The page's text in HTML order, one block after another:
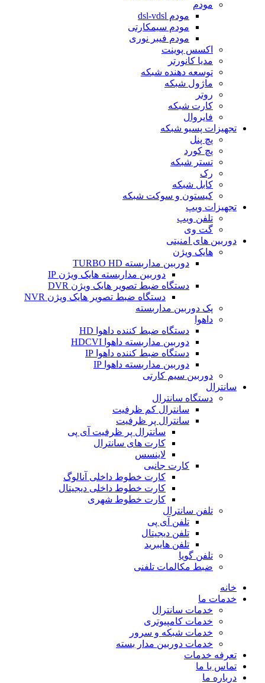
مودم
مودم dsl-vdsl
مودم سیمکارتی
مودم فیبر نوری
اکسس پوینت
مدیا کانورتر
توسعه دهنده شبکه
ماژول شبکه
روتر
کارت شبکه
فایروال
تجهیزات پسیو شبکه
پچ پنل
پچ کورد
تستر شبکه
رک
کابل شبکه
کیستون و سوکت شبکه
تجهیزات ویپ
تلفن ویپ
گت وی
دوربین های امنیتی
هایک ویژن
دوربین مداربسته TURBO HD
دوربین مداربسته هایک ویژن IP
دستگاه ضبط تصویر هایک ویژن DVR
دستگاه ضبط تصویر هایک ویژن NVR
پک دوربین مداربسته
داهوا
دستگاه ضبط کننده داهوا HD
دوربین مداربسته داهوا HDCVI
دستگاه ضبط کننده داهوا IP
دوربین مداربسته داهوا IP
دوربین سیم کارتی
سانترال
دستگاه سانترال
سانترال کم ظرفیت
سانترال پر ظرفیت
سانترال پر ظرفیت آی پی
کارت های سانترال
لاینسس
کارت جانبی
کارت خطوط داخلی آنالوگ
کارت خطوط داخلی دیجیتال
کارت خطوط شهری
تلفن سانترال
تلفن آی پی
تلفن دیجیتال
تلفن هایبرید
تلفن گویا
ضبط مکالمات تلفنی
خانه
خدمات ما
خدمات سانترال
خدمات کامپیوتری
خدمات شبکه و سرور
خدمات دوربین مدار بسته
تعرفه خدمات
تماس با ما
درباره ما